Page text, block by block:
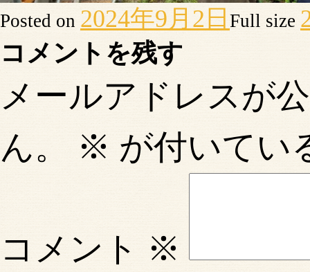
Posted on 2024年9月2日 Full size
コメントを残す
メールアドレスが
ん。
※ が付いてい
コメント ※